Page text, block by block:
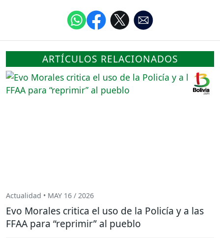
ARTÍCULOS RELACIONADOS
Actualidad • MAY 16 / 2026
Evo Morales critica el uso de la Policía y a las
FFAA para “reprimir” al pueblo